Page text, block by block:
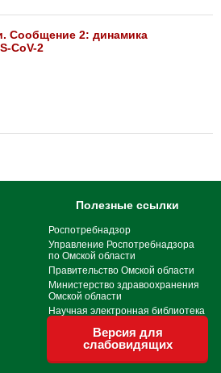
Сообщение 2: динамика
CoV-2
Полезные ссылки
Роспотребнадзор
Управление Роспотребнадзора
по Омской области
Правительство Омской области
Министерство здравоохранения
Омской области
Научная электронная библиотека
Версия для
слабовидящих